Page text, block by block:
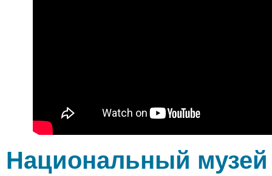
Национальный